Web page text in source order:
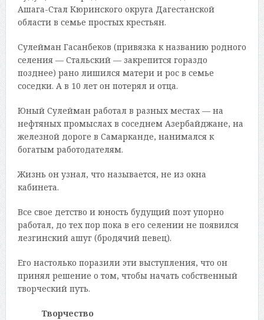
Ашага-Стал Кюринского округа Дагестанской
области в семье простых крестьян.
Сулейман Гасанбеков (привязка к названию родного
селения — Стальский — закрепится гораздо
позднее) рано лишился матери и рос в семье
соседки. А в 10 лет он потерял и отца.
Юный Сулейман работал в разных местах — на
нефтяных промыслах в соседнем Азербайджане, на
железной дороге в Самарканде, нанимался к
богатым работодателям.
Жизнь он узнал, что называется, не из окна
кабинета.
Все свое детство и юность будущий поэт упорно
работал, до тех пор пока в его селении не появился
лезгинский ашуг (бродячий певец).
Его настолько поразили эти выступления, что он
принял решение о том, чтобы начать собственный
творческий путь.
Творчество